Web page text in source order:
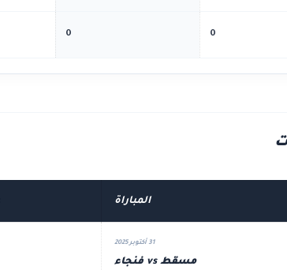
0
0
المباراة
31 أكتوبر 2025
مسقط vs فنجاء